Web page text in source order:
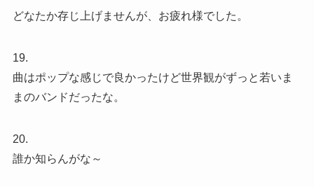
どなたか存じ上げませんが、お疲れ様でした。
19.
曲はポップな感じで良かったけど世界観がずっと若いま
まのバンドだったな。
20.
誰か知らんがな～